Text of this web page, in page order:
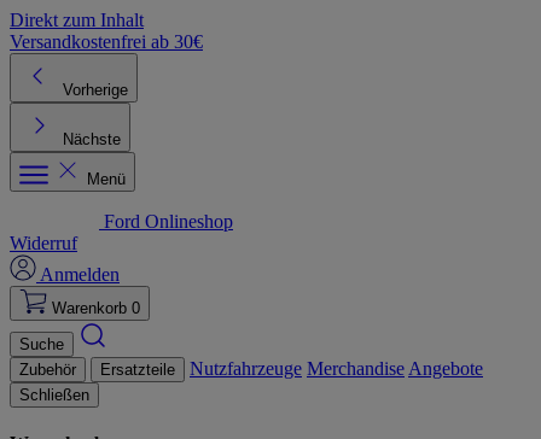
Direkt zum Inhalt
Versandkostenfrei ab 30€
Vorherige
Nächste
Menü
Ford Onlineshop
Widerruf
Anmelden
Warenkorb 0
Suche
Zubehör
Ersatzteile Nutzfahrzeuge Merchandise Angebote
Schließen